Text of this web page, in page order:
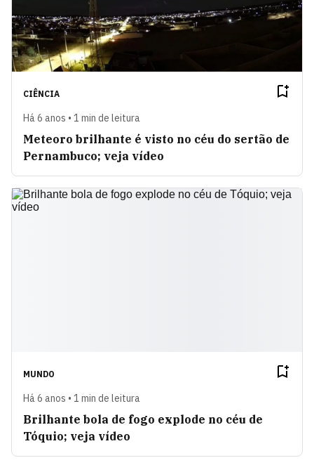
CIÊNCIA
Há 6 anos • 1 min de leitura
Meteoro brilhante é visto no céu do sertão de
Pernambuco; veja vídeo
MUNDO
Há 6 anos • 1 min de leitura
Brilhante bola de fogo explode no céu de
Tóquio; veja vídeo